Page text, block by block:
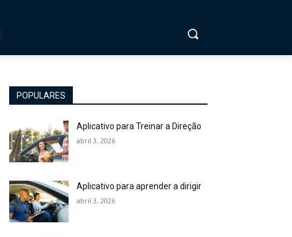
POPULARES
Aplicativo para Treinar a Direção
abril 3, 2026
Aplicativo para aprender a dirigir
abril 3, 2026